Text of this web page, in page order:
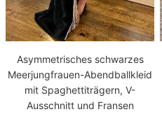
Asymmetrisches schwarzes
Meerjungfrauen-Abendballkleid
mit Spaghettiträgern, V-
Ausschnitt und Fransen